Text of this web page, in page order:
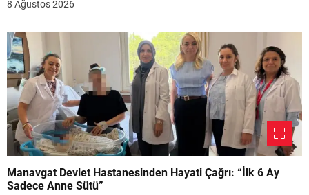
8 Ağustos 2026
Manavgat Devlet Hastanesinden Hayati Çağrı: “İlk 6 Ay
Sadece Anne Sütü”